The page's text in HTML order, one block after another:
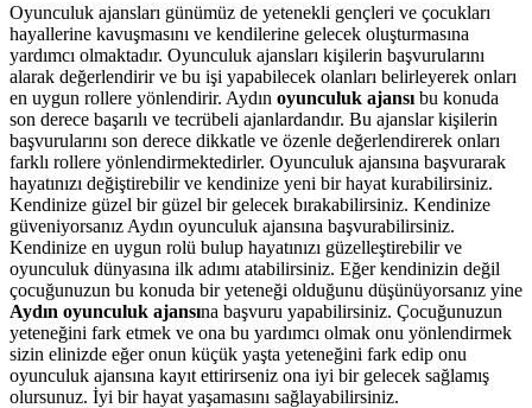
Oyunculuk ajansları günümüz de yetenekli gençleri ve çocukları
hayallerine kavuşmasını ve kendilerine gelecek oluşturmasına
yardımcı olmaktadır. Oyunculuk ajansları kişilerin başvurularını
alarak değerlendirir ve bu işi yapabilecek olanları belirleyerek onları
en uygun rollere yönlendirir. Aydın oyunculuk ajansı bu konuda
son derece başarılı ve tecrübeli ajanlardandır. Bu ajanslar kişilerin
başvurularını son derece dikkatle ve özenle değerlendirerek onları
farklı rollere yönlendirmektedirler. Oyunculuk ajansına başvurarak
hayatınızı değiştirebilir ve kendinize yeni bir hayat kurabilirsiniz.
Kendinize güzel bir güzel bir gelecek bırakabilirsiniz. Kendinize
güveniyorsanız Aydın oyunculuk ajansına başvurabilirsiniz.
Kendinize en uygun rolü bulup hayatınızı güzelleştirebilir ve
oyunculuk dünyasına ilk adımı atabilirsiniz. Eğer kendinizin değil
çocuğunuzun bu konuda bir yeteneği olduğunu düşünüyorsanız yine
Aydın oyunculuk ajansına başvuru yapabilirsiniz. Çocuğunuzun
yeteneğini fark etmek ve ona bu yardımcı olmak onu yönlendirmek
sizin elinizde eğer onun küçük yaşta yeteneğini fark edip onu
oyunculuk ajansına kayıt ettirirseniz ona iyi bir gelecek sağlamış
olursunuz. İyi bir hayat yaşamasını sağlayabilirsiniz.